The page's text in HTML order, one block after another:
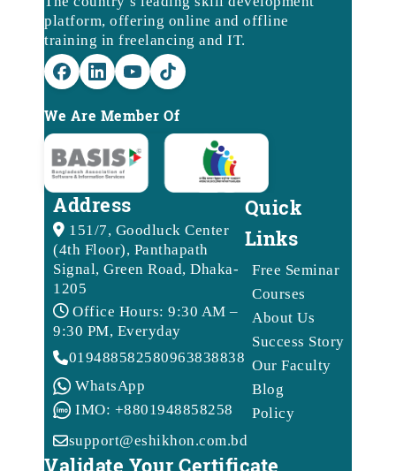
platform, offering online and offline
training in freelancing and IT.
We Are Member Of
Address
151/7, Goodluck Center
(4th Floor), Panthapath
Signal, Green Road, Dhaka-
1205
Office Hours: 9:30 AM –
9:30 PM, Everyday
0194885825809638388388
WhatsApp
IMO: +8801948858258
support@eshikhon.com.bd
Quick
Links
Free Seminar
Courses
About Us
Success Story
Our Faculty
Blog
Policy
Validate Your Certificate